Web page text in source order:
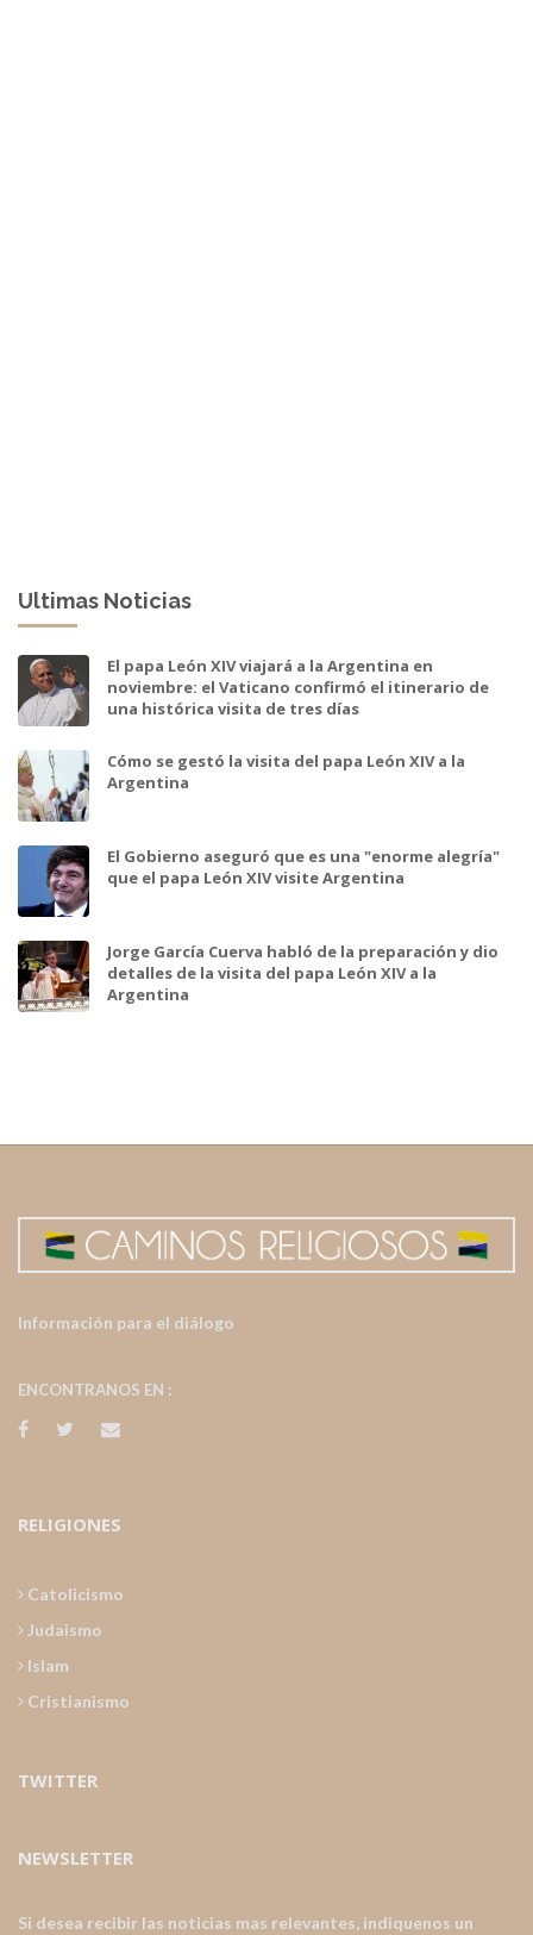
Ultimas Noticias
El papa León XIV viajará a la Argentina en
noviembre: el Vaticano confirmó el itinerario de
una histórica visita de tres días
Cómo se gestó la visita del papa León XIV a la
Argentina
El Gobierno aseguró que es una "enorme alegría"
que el papa León XIV visite Argentina
Jorge García Cuerva habló de la preparación y dio
detalles de la visita del papa León XIV a la
Argentina
Información para el diálogo
ENCONTRANOS EN :
RELIGIONES
Catolicismo
Judaismo
Islam
Cristianismo
TWITTER
NEWSLETTER
Si desea recibir las noticias mas relevantes, indiquenos un